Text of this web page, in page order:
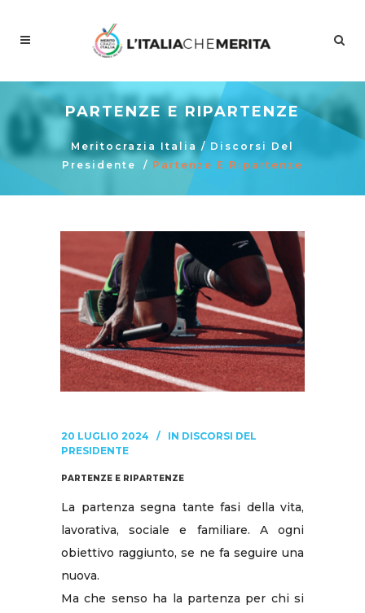
PARTENZE E RIPARTENZE
Meritocrazia Italia / Discorsi Del
Presidente
/ Partenze E Ripartenze
20 LUGLIO 2024 IN DISCORSI DEL
PRESIDENTE
PARTENZE E RIPARTENZE
La partenza segna tante fasi della vita,
lavorativa, sociale e familiare. A ogni
obiettivo raggiunto, se ne fa seguire una
nuova.
Ma che senso ha la partenza per chi si